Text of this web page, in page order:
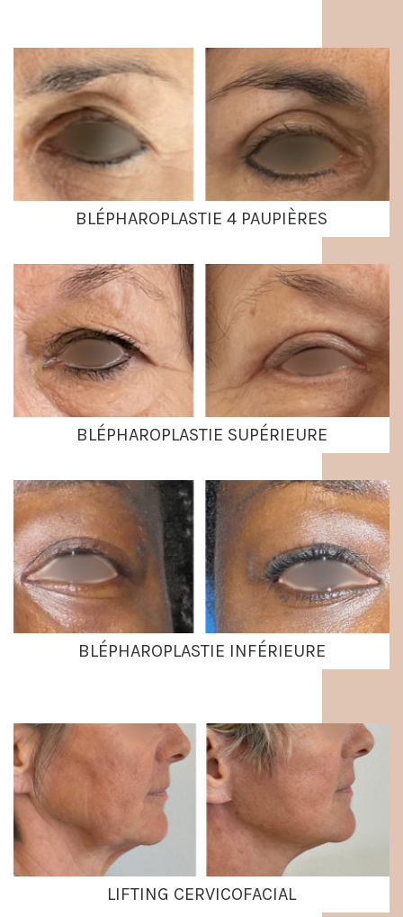
BLÉPHAROPLASTIE 4 PAUPIÈRES
BLÉPHAROPLASTIE SUPÉRIEURE
BLÉPHAROPLASTIE INFÉRIEURE
LIFTING CERVICOFACIAL